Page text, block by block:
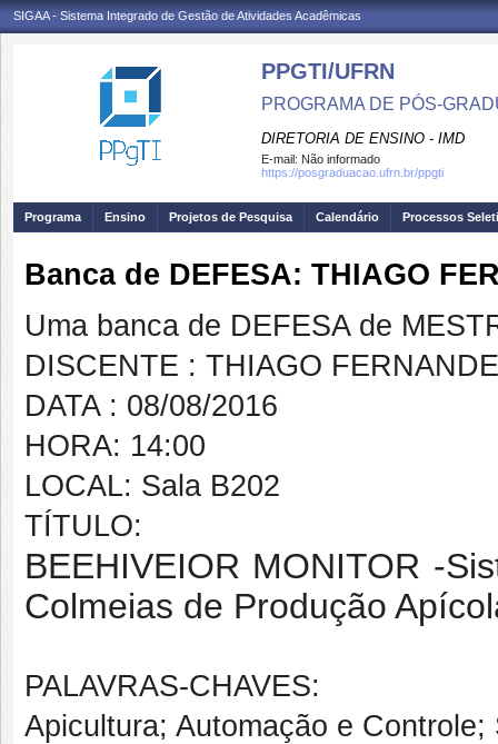
SIGAA - Sistema Integrado de Gestão de Atividades Acadêmicas
PPGTI/UFRN
PROGRAMA DE PÓS-
DIRETORIA DE ENSINO - IMD
E-mail: Não informado
https://posgraduacao.ufrn.br/ppgti
Programa Ensino Projetos de Pesquisa Calendário Processos
Banca de DEFESA: THIAGO
Uma banca de DEFESA de
DISCENTE : THIAGO
DATA : 08/08/2016
HORA: 14:00
LOCAL: Sala B202
TÍTULO:
BEEHIVEIOR MONITOR -
Colmeias de Produção
PALAVRAS-CHAVES:
Apicultura; Automação e Controle;